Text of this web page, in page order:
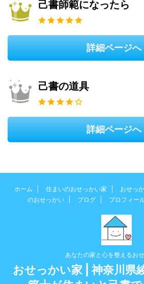
己書師範になったら
詳細ページへ
己書の道具
詳細ページへ
ホーム 住まいのおせっかい家 おせっ
のおせっかい
ブログ プロフィー
あなたの家と心を整えるお
おせっかい家 | 神奈川県